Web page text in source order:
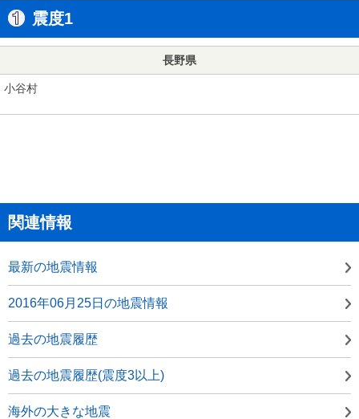
震度1
長野県
小谷村
関連情報
最新の地震情報
2016年06月25日の地震情報
過去の地震履歴
過去の地震履歴(震度3以上)
海外の大きな地震